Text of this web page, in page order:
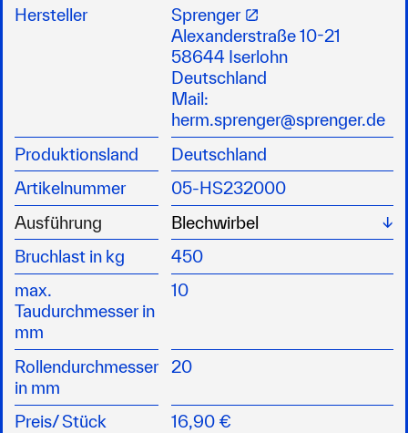
Kunststoffrolle
Ausführung mit Bügel, Drahtwirbel oder
Hersteller
Sprenger
Alexanderstraße 10-21
58644 Iserlohn
Deutschland
Mail:
herm.sprenger@sprenger.de
Produktionsland
Deutschland
Artikelnummer
05-HS232000
Ausführung
Bruchlast in kg
450
max.
Taudurchmesser in
mm
10
Rollendurchmesser
in mm
20
Preis/Stück 16,90 €